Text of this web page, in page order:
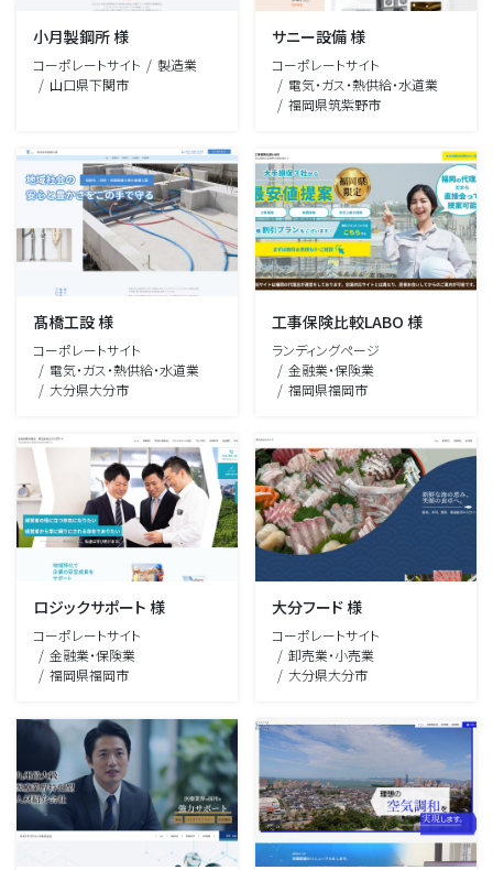
小月製鋼所 様
コーポレートサイト
製造業
山口県下関市
サニー設備 様
コーポレートサイト
電気・ガス・熱供給・水道業
福岡県筑紫野市
髙橋工設 様
コーポレートサイト
電気・ガス・熱供給・水道業
大分県大分市
工事保険比較LABO 様
ランディングページ
金融業・保険業
福岡県福岡市
ロジックサポート 様
コーポレートサイト
金融業・保険業
福岡県福岡市
大分フード 様
コーポレートサイト
卸売業・小売業
大分県大分市